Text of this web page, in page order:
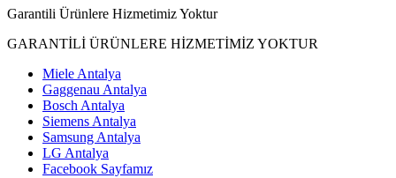
Garantili Ürünlere Hizmetimiz Yoktur
GARANTİLİ ÜRÜNLERE HİZMETİMİZ YOKTUR
Miele Antalya
Gaggenau Antalya
Bosch Antalya
Siemens Antalya
Samsung Antalya
LG Antalya
Facebook Sayfamız